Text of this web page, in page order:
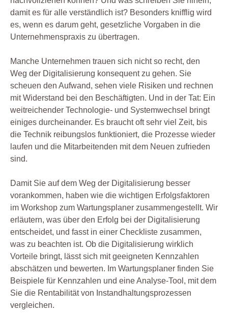
damit es für alle verständlich ist? Besonders knifflig wird
es, wenn es darum geht, gesetzliche Vorgaben in die
Unternehmenspraxis zu übertragen.
Manche Unternehmen trauen sich nicht so recht, den
Weg der Digitalisierung konsequent zu gehen. Sie
scheuen den Aufwand, sehen viele Risiken und rechnen
mit Widerstand bei den Beschäftigten. Und in der Tat: Ein
weitreichender Technologie- und Systemwechsel bringt
einiges durcheinander. Es braucht oft sehr viel Zeit, bis
die Technik reibungslos funktioniert, die Prozesse wieder
laufen und die Mitarbeitenden mit dem Neuen zufrieden
sind.
Damit Sie auf dem Weg der Digitalisierung besser
vorankommen, haben wie die wichtigen Erfolgsfaktoren
im Workshop zum Wartungsplaner zusammengestellt. Wir
erläutern, was über den Erfolg bei der Digitalisierung
entscheidet, und fasst in einer Checkliste zusammen,
was zu beachten ist. Ob die Digitalisierung wirklich
Vorteile bringt, lässt sich mit geeigneten Kennzahlen
abschätzen und bewerten. Im Wartungsplaner finden Sie
Beispiele für Kennzahlen und eine Analyse-Tool, mit dem
Sie die Rentabilität von Instandhaltungsprozessen
vergleichen.